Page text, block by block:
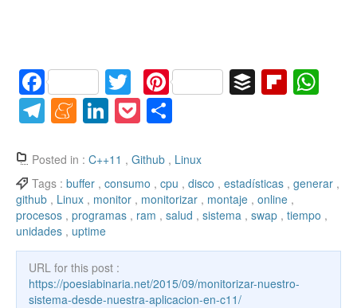
F
a
c
e
b
o
o
k
T
w
itt
er
Pi
nt
er
e
st
B Fl
ar
d
A
p
T
e
gr
a
m
M
n
e
a
m
e
Li
k
e
dI
P
ck
et
m
p
ar
Posted in : C++11 , Github , Linux
Tags : buffer , consumo , cpu , disco , estadísticas , generar ,
github , Linux , monitor , monitorizar , montaje , online ,
procesos , programas , ram , salud , sistema , swap , tiempo ,
unidades , uptime
URL for this post :
https://poesiabinaria.net/2015/09/monitorizar-nuestro-
sistema-desde-nuestra-aplicacion-en-c11/